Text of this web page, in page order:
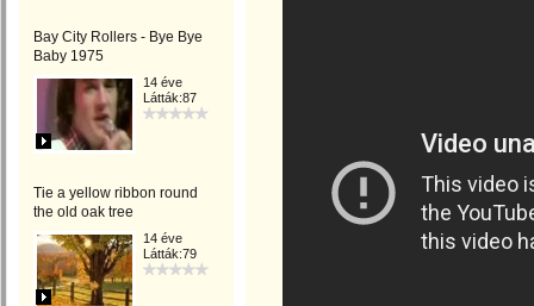
Bay City Rollers - Bye Bye
Baby 1975
14 éve
Látták:87
Tie a yellow ribbon round
the old oak tree
14 éve
Látták:79